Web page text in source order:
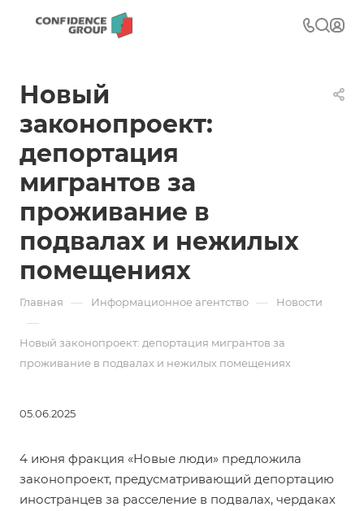
Новый
законопроект:
депортация
мигрантов за
проживание в
подвалах и нежилых
помещениях
Главная — Информационное агентство — Новости
—
Новый законопроект: депортация мигрантов за
проживание в подвалах и нежилых помещениях
05.06.2025
4 июня фракция «Новые люди» предложила
законопроект, предусматривающий депортацию
иностранцев за расселение в подвалах, чердаках